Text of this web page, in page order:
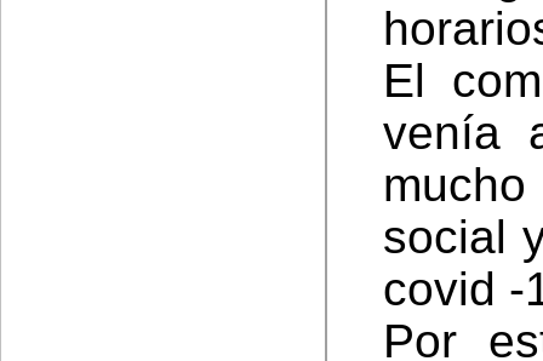
El
venía
social
covid -
Por